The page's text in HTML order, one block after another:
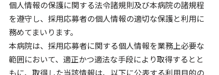
個人情報の保護に関する法令諸規則及び本病院の諸規程
を遵守し、採用応募者の個人情報の適切な保護と利用に
務めてまいります。
本病院は、採用応募者に関する個人情報を業務上必要な
範囲において、適正かつ適法な手段により取得するとと
もに、取得した当該情報は、以下に公表する利用目的の